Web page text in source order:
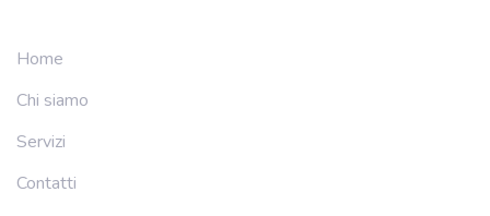
Home
Chi siamo
Servizi
Contatti